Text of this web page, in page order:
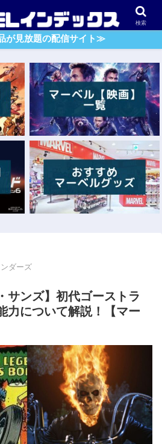
ダーマン ガーディアンズ・O・G
が見放題の配信サイト≫
ダーズ
サンズ】初代ゴーストラ
力について解説！【マー
検索